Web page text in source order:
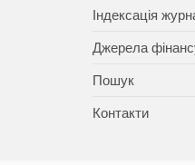
Індексація
Джерела
Пошук
Контакти